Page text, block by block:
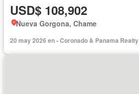
USD$ 108,902
Nueva Gorgona, Chame
20 may 2026 en - Coronado & Panama Realty